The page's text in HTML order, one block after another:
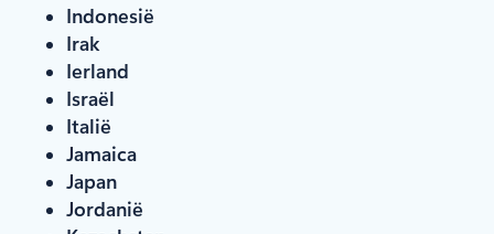
Indonesië
Irak
Ierland
Israël
Italië
Jamaica
Japan
Jordanië